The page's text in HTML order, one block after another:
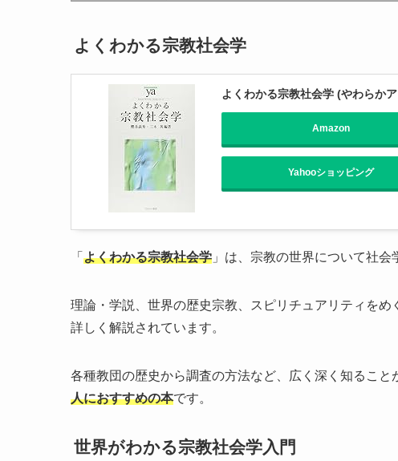
よくわかる宗教社会学
よくわかる宗教社会学 (やわらか
Amazon
Yahooショッピング
「 よくわかる宗教社会学 」は、宗教の世界について社会
理論・学説、世界の歴史宗教、スピリチュアリティを
詳しく解説されています。
各種教団の歴史から調査の方法など、広く深く知ること
人におすすめの本です。
世界がわかる宗教社会学入門